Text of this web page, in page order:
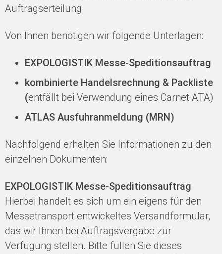
Auftragserteilung.
Von Ihnen benötigen wir folgende Unterlagen:
EXPOLOGISTIK Messe-Speditionsauftrag
kombinierte Handelsrechnung & Packliste
(entfällt bei Verwendung eines Carnet ATA)
ATLAS Ausfuhranmeldung (MRN)
Nachfolgend erhalten Sie Informationen zu den
einzelnen Dokumenten:
EXPOLOGISTIK Messe-Speditionsauftrag
Hierbei handelt es sich um ein eigens für den
Messetransport entwickeltes Versandformular,
das wir Ihnen bei Auftragsvergabe zur
Verfügung stellen. Bitte füllen Sie dieses